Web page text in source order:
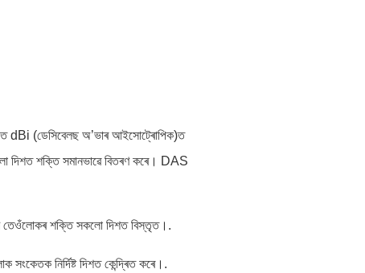
dBi (ডেসিবেলছ অ’ভাৰ আইসোট্ৰোপিক)ত
দিশত শক্তি সমানভাৱে বিতৰণ কৰে। DAS
তেওঁলোকৰ শক্তি সকলো দিশত বিস্তৃত।.
নিৰ্দিষ্ট দিশত কেন্দ্ৰিত কৰে।.